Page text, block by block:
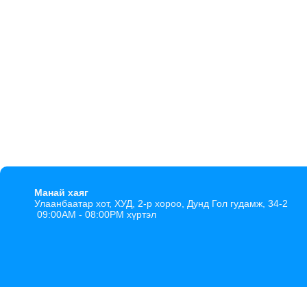
Манай хаяг
Улаанбаатар хот, ХУД, 2-р хороо, Дунд Гол гудамж, 34-2
09:00AM - 08:00PM хүртэл